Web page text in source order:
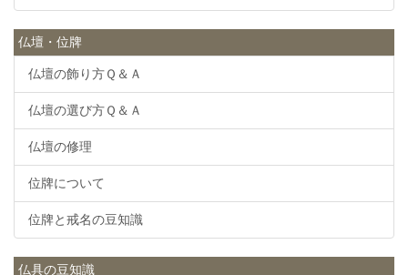
仏壇・位牌
仏壇の飾り方Ｑ＆Ａ
仏壇の選び方Ｑ＆Ａ
仏壇の修理
位牌について
位牌と戒名の豆知識
仏具の豆知識